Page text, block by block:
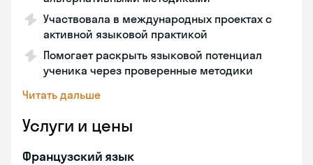
Участвовала в международных проектах с
активной языковой практикой
Помогает раскрыть языковой потенциал
ученика через проверенные методики
Читать дальше
Услуги и цены
Французский язык